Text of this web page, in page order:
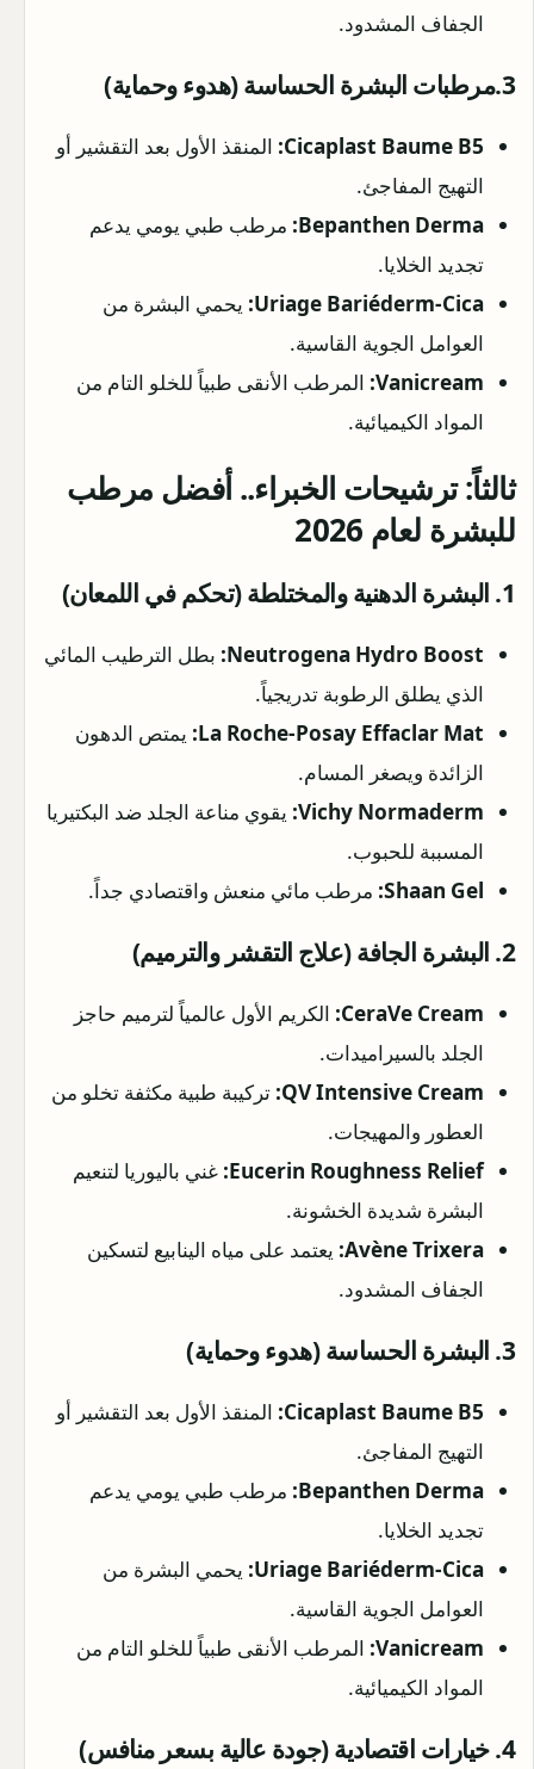
الجفاف المشدود.
3.مرطبات البشرة الحساسة (هدوء وحماية)
Cicaplast Baume B5: المنقذ الأول بعد التقشير أو
التهيج المفاجئ.
Bepanthen Derma: مرطب طبي يومي يدعم
تجديد الخلايا.
Uriage Bariéderm-Cica: يحمي البشرة من
العوامل الجوية القاسية.
Vanicream: المرطب الأنقى طبياً للخلو التام من
المواد الكيميائية.
ثالثاً: ترشيحات الخبراء.. أفضل مرطب
للبشرة لعام 2026
1. البشرة الدهنية والمختلطة (تحكم في اللمعان)
Neutrogena Hydro Boost: بطل الترطيب المائي
الذي يطلق الرطوبة تدريجياً.
La Roche-Posay Effaclar Mat: يمتص الدهون
الزائدة ويصغر المسام.
Vichy Normaderm: يقوي مناعة الجلد ضد البكتيريا
المسببة للحبوب.
Shaan Gel: مرطب مائي منعش واقتصادي جداً.
2. البشرة الجافة (علاج التقشر والترميم)
CeraVe Cream: الكريم الأول عالمياً لترميم حاجز
الجلد بالسيراميدات.
QV Intensive Cream: تركيبة طبية مكثفة تخلو من
العطور والمهيجات.
Eucerin Roughness Relief: غني باليوريا لتنعيم
البشرة شديدة الخشونة.
Avène Trixera: يعتمد على مياه الينابيع لتسكين
الجفاف المشدود.
3. البشرة الحساسة (هدوء وحماية)
Cicaplast Baume B5: المنقذ الأول بعد التقشير أو
التهيج المفاجئ.
Bepanthen Derma: مرطب طبي يومي يدعم
تجديد الخلايا.
Uriage Bariéderm-Cica: يحمي البشرة من
العوامل الجوية القاسية.
Vanicream: المرطب الأنقى طبياً للخلو التام من
المواد الكيميائية.
4. خيارات اقتصادية (جودة عالية بسعر منافس)